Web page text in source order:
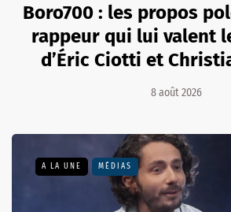
Boro700 : les propos
rappeur qui lui valent
d’Éric Ciotti et
8 août 2026
A LA UNE MÉDIAS